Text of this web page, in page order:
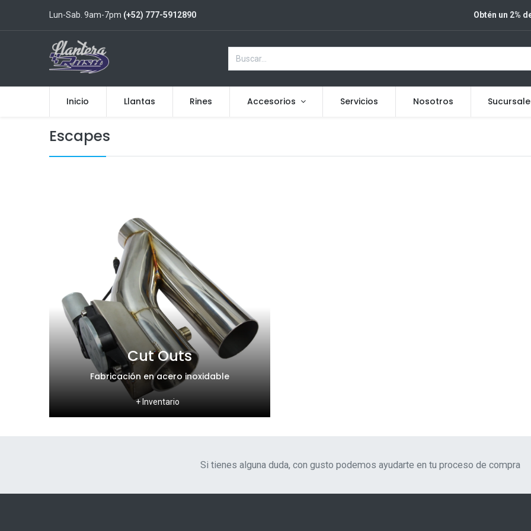
Lun-Sab. 9am-7pm (+52) 777-5912890 Obtén un 2%
Inicio Llantas Rines Accesorios Servicios Nosotros
Escapes
Cut Outs
Fabricación en acero inoxidable
+ Inventario
Si tienes alguna duda, con gusto podemos ayudarte en tu proceso de compra